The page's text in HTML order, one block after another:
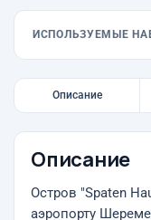
ИСПОЛЬЗУЕМЫЕ
Описание
Описание
Остров "Spaten
аэропорту